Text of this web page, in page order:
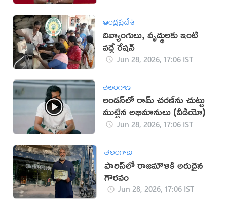
ఆంధ్రప్రదేశ్
దివ్యాంగులు, వృద్ధులకు ఇంటి
వద్దే రేషన్
Jun 28, 2026, 17:06 IST
తెలంగాణ
లండన్‍లో రామ్ చరణ్‌‍ను చుట్టు
ముట్టిన అభిమానులు (వీడియో)
Jun 28, 2026, 17:06 IST
తెలంగాణ
పారిస్‌లో రాజమౌళికి అరుదైన
గౌరవం
Jun 28, 2026, 17:06 IST